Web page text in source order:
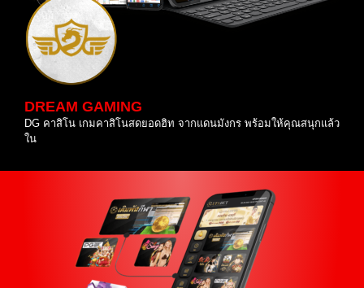
DREAM GAMING
DG คาสิโน เกมคาสิโนสดยอดฮิท จากแดนมังกร พร้อมให้คุณสนุกแล้ว
ใน